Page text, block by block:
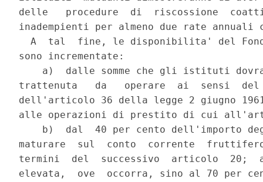
delle   procedure  di  riscossione
inadempienti per almeno due rate annuali
A  tal  fine, le disponibilita' del
sono incrementate:
a)  dalle somme che gli istituti
trattenuta   da   operare  ai  sensi  del
dell'articolo 36 della legge 2 giugno
alle operazioni di prestito di cui
b)  dal  40 per cento dell'importo
maturare  sul  conto  corrente
termini  del  successivo  articolo  20;
elevata,  ove  occorra, sino al 70 per